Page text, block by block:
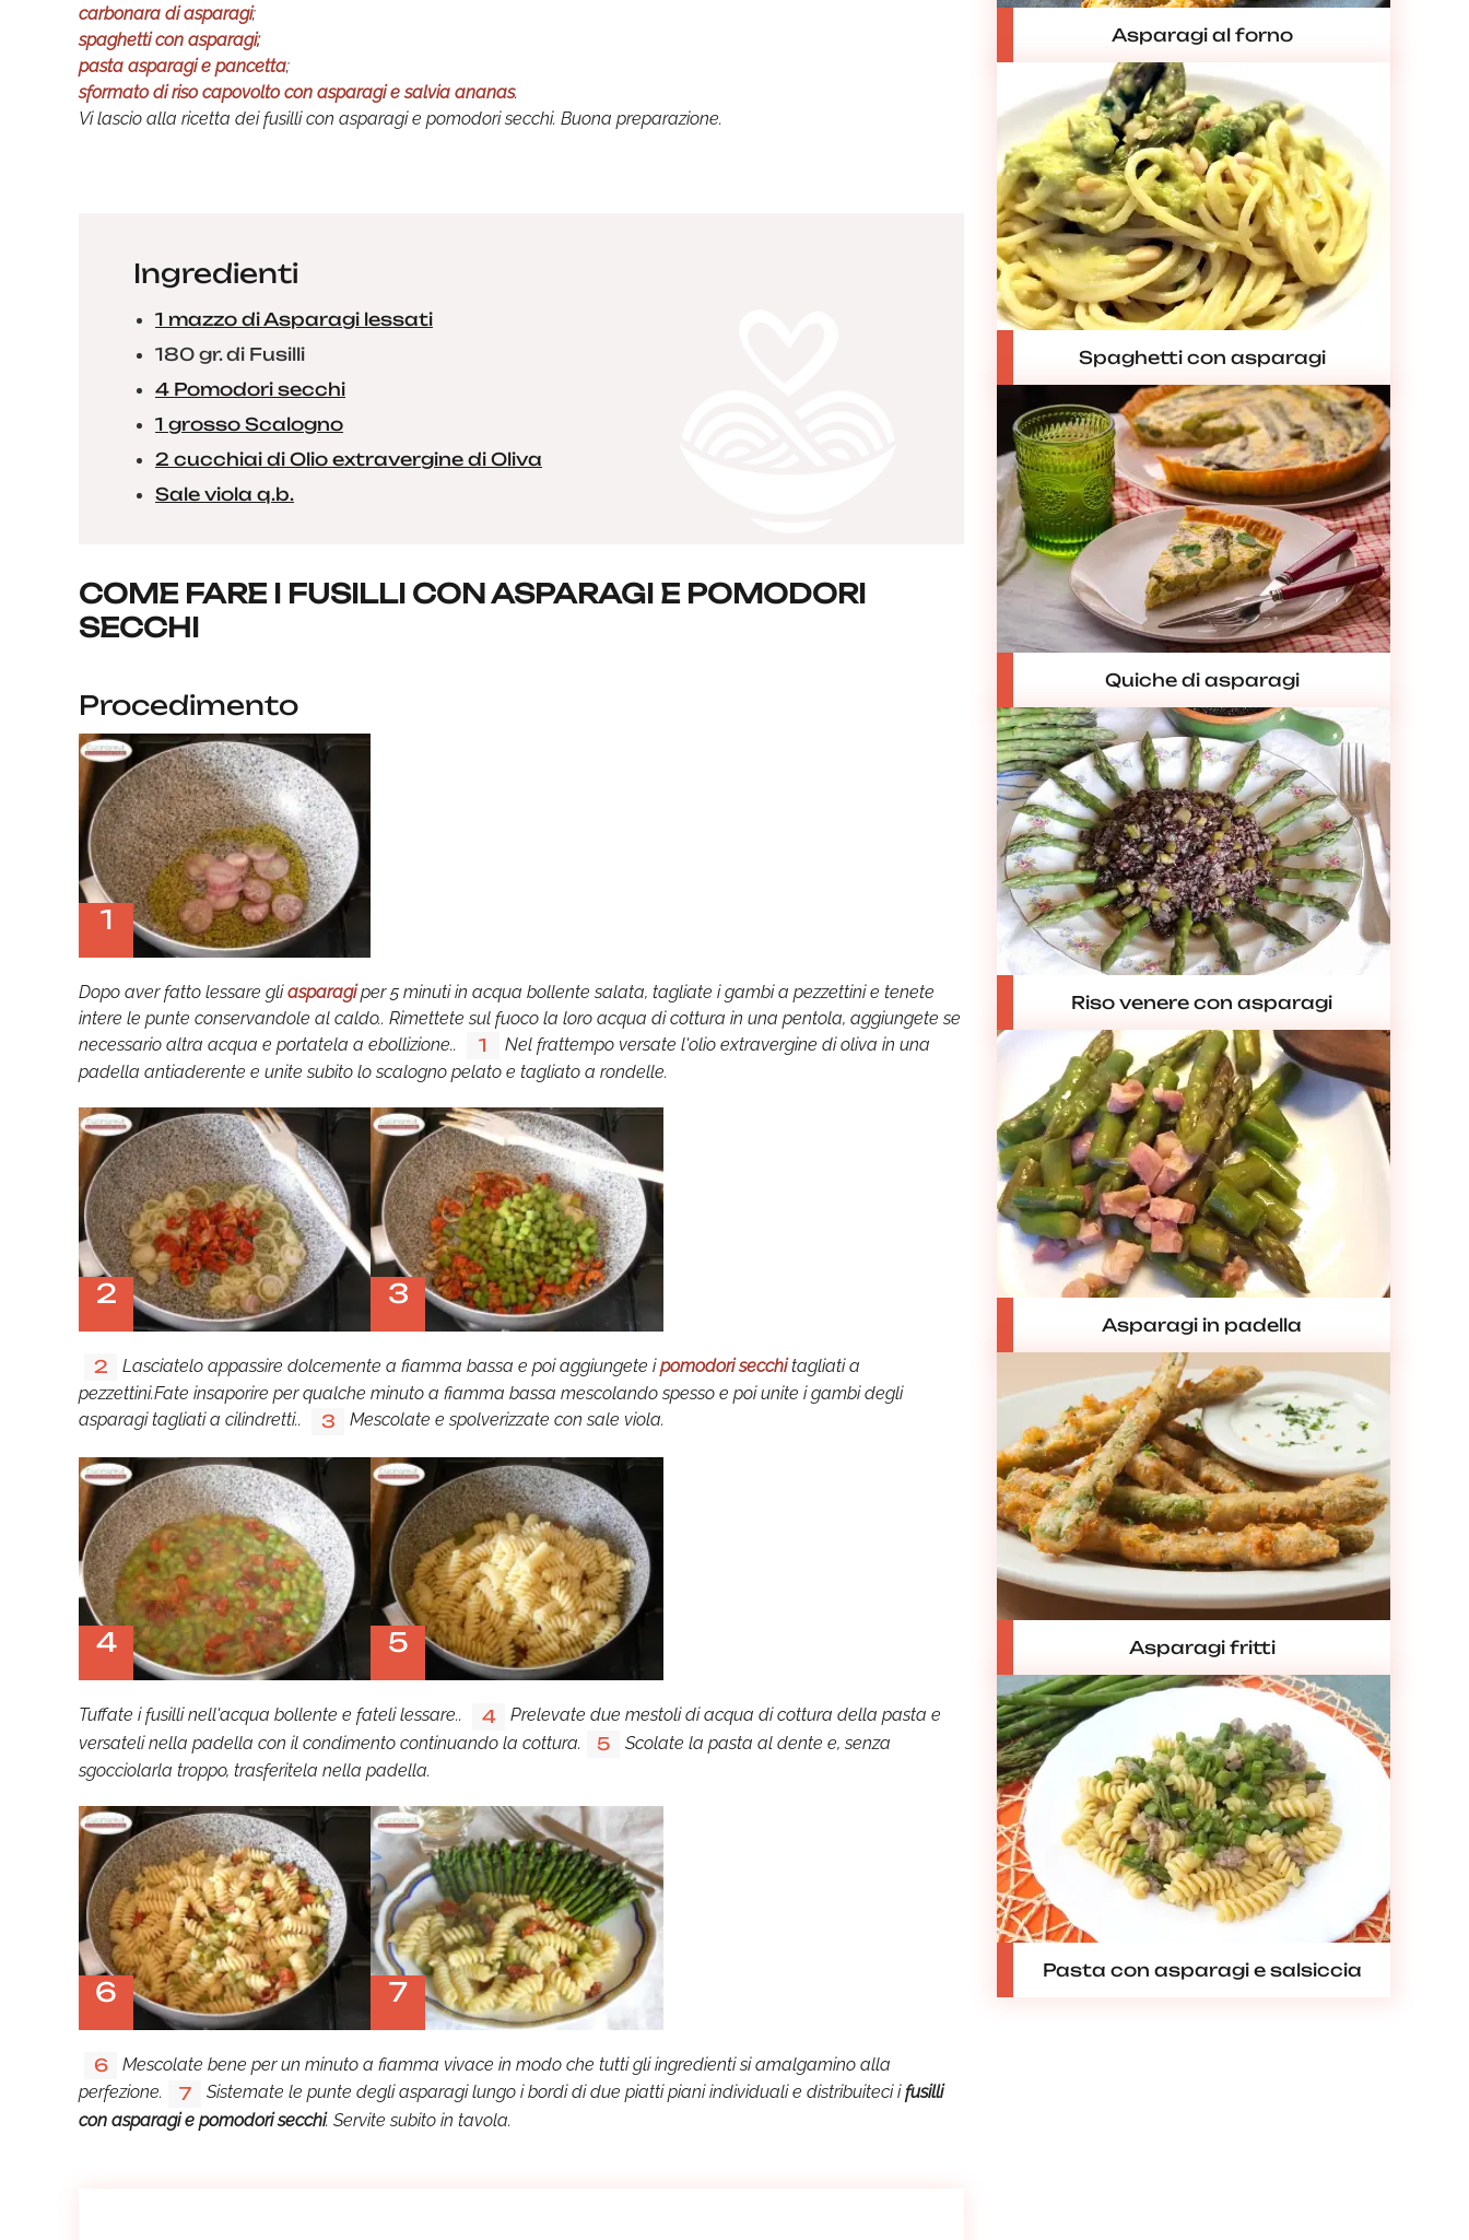
carbonara di asparagi;
spaghetti con asparagi;
pasta asparagi e pancetta;
sformato di riso capovolto con asparagi e salvia ananas.
Vi lascio alla ricetta dei fusilli con asparagi e pomodori secchi. Buona preparazione.
Ingredienti
1 mazzo di Asparagi lessati
180 gr. di Fusilli
4 Pomodori secchi
1 grosso Scalogno
2 cucchiai di Olio extravergine di Oliva
Sale viola q.b.
COME FARE I FUSILLI CON ASPARAGI E POMODORI
SECCHI
Procedimento
1
Dopo aver fatto lessare gliasparagiper 5 minuti in acqua bollente salata, tagliate i gambi a pezzettini e tenete
intere le punte conservandole al caldo.. Rimettete sul fuoco la loro acqua di cottura in una pentola, aggiungete se
necessario altra acqua e portatela a ebollizione..
1
Nel frattempo versate l'olio extravergine di oliva in una
padella antiaderente e unite subito lo scalogno pelato e tagliato a rondelle.
2 3
2 Lasciatelo appassire dolcemente a fiamma bassa e poi aggiungete ipomodori secchitagliati a
pezzettini.Fate insaporire per qualche minuto a fiamma bassa mescolando spesso e poi unite i gambi degli
asparagi tagliati a cilindretti..
3 Mescolate e spolverizzate con sale viola.
4 5
Tuffate i fusilli nell'acqua bollente e fateli lessare.. 4
Prelevate due mestoli di acqua di cottura della pasta e
versateli nella padella con il condimento continuando la cottura.
5
Scolate la pasta al dente e, senza
sgocciolarla troppo, trasferitela nella padella.
6 7
6
Mescolate bene per un minuto a fiamma vivace in modo che tutti gli ingredienti si amalgamino alla
perfezione.
7 Sistemate le punte degli asparagi lungo i bordi di due piatti piani individuali e distribuiteci ifusilli
con asparagi e pomodori secchi. Servite subito in tavola.
Asparagi al forno
Spaghetti con asparagi
Quiche di asparagi
Riso venere con asparagi
Asparagi in padella
Asparagi fritti
Pasta con asparagi e salsiccia